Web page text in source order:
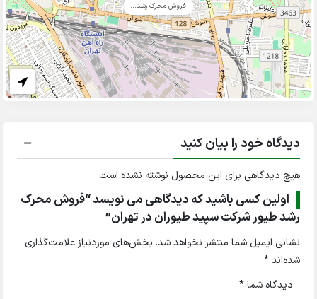
فروش محرک رشد...
دیدگاه خود را بیان کنید
هیچ دیدگاهی برای این محصول نوشته نشده است.
اولین کسی باشید که دیدگاهی می نویسد “فروش محرک
رشد طیور شرکت سپید طیوران در تهران”
نشانی ایمیل شما منتشر نخواهد شد. بخش‌های موردنیاز علامت‌گذاری
شده‌اند*
دیدگاه شما*